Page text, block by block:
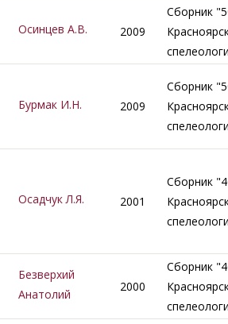
Осинцев А.В. 2009
Сборник
Бурмак И.Н. 2009
Сборник
Осадчук Л.Я. 2001
Сборник
Безверхий
Анатолий
2000
Сборник